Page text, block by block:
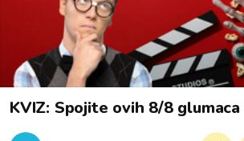
KVIZ: Spojite ovih 8/8